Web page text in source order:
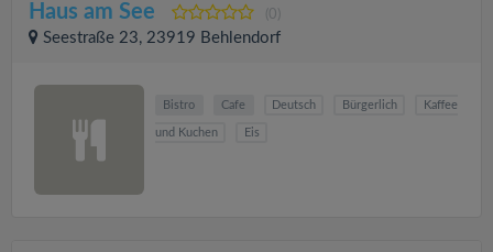
Haus am See (0)
Seestraße 23, 23919 Behlendorf
Bistro Cafe Deutsch Bürgerlich Kaffee
und Kuchen Eis